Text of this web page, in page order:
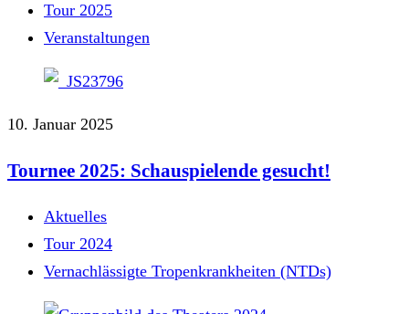
Tour 2025
Veranstaltungen
10. Januar 2025
Tournee 2025: Schauspielende gesucht!
Aktuelles
Tour 2024
Vernachlässigte Tropenkrankheiten (NTDs)